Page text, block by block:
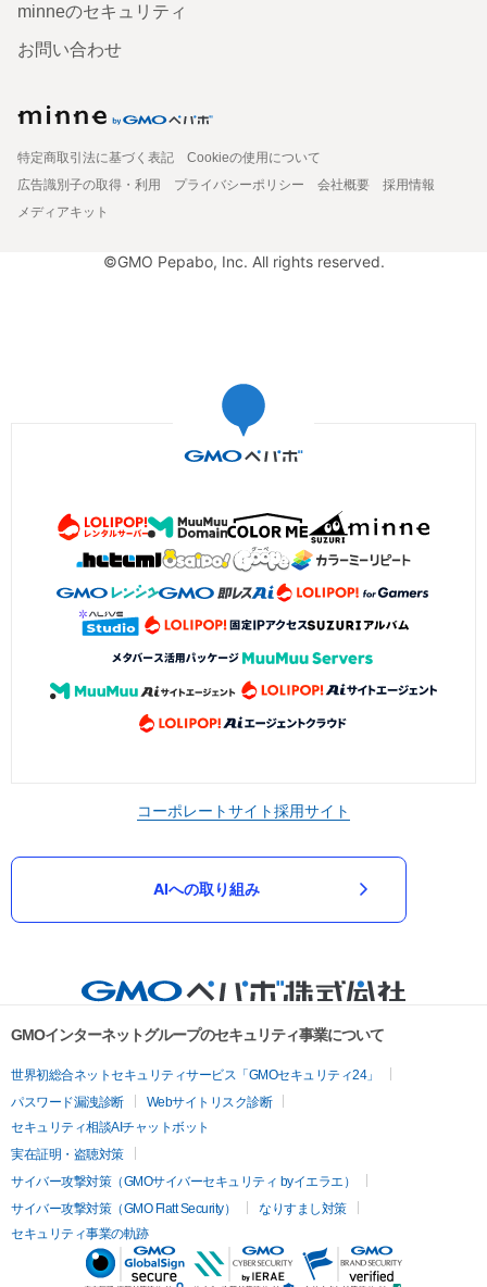
minneのセキュリティ
お問い合わせ
特定商取引法に基づく表記
Cookieの使用について
広告識別子の取得・利用
プライバシーポリシー 会社概要
採用情報
メディアキット
©GMO Pepabo, Inc. All rights reserved.
コーポレートサイト採用サイト
AIへの取り組み
GMOインターネットグループのセキュリティ事業について
世界初総合ネットセキュリティサービス「GMOセキュリティ24」
パスワード漏洩診断
Webサイトリスク診断
セキュリティ相談AIチャットボット
実在証明・盗聴対策
サイバー攻撃対策（GMOサイバーセキュリティ byイエラエ）
サイバー攻撃対策（GMO Flatt Security）
なりすまし対策
セキュリティ事業の軌跡